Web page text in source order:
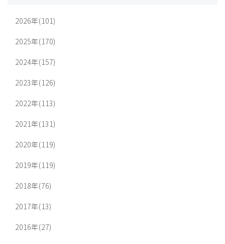
2026年(101)
2025年(170)
2024年(157)
2023年(126)
2022年(113)
2021年(131)
2020年(119)
2019年(119)
2018年(76)
2017年(13)
2016年(27)